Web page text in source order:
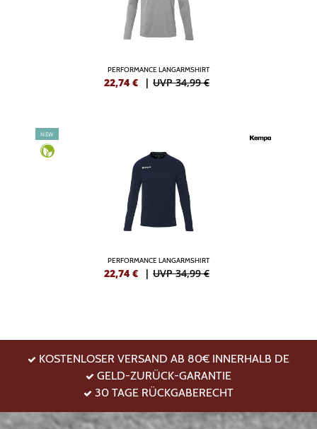
PERFORMANCE LANGARMSHIRT
22,74 € | UVP 34,99 €
NEW
PERFORMANCE LANGARMSHIRT
22,74 € | UVP 34,99 €
KOSTENLOSER VERSAND AB 80€ INNERHALB DE
GELD-ZURÜCK-GARANTIE
30 TAGE RÜCKGABERECHT